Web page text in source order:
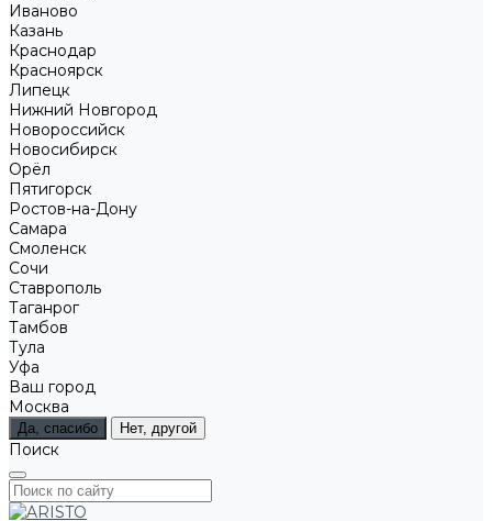
Иваново
Казань
Краснодар
Красноярск
Липецк
Нижний Новгород
Новороссийск
Новосибирск
Орёл
Пятигорск
Ростов-на-Дону
Самара
Смоленск
Сочи
Ставрополь
Таганрог
Тамбов
Тула
Уфа
Ваш город
Москва
Да, спасибо Нет, другой
Поиск